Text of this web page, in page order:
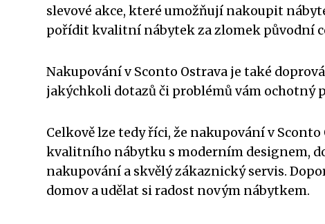
slevové akce, které umožňují nakoupit
pořídit kvalitní nábytek za zlomek původní
Nakupování v Sconto Ostrava je také
jakýchkoli dotazů či problémů vám ochotný
Celkově lze tedy říci, že nakupování v
kvalitního nábytku s moderním designem,
nakupování a skvělý zákaznický servis.
domov a udělat si radost novým nábytkem.